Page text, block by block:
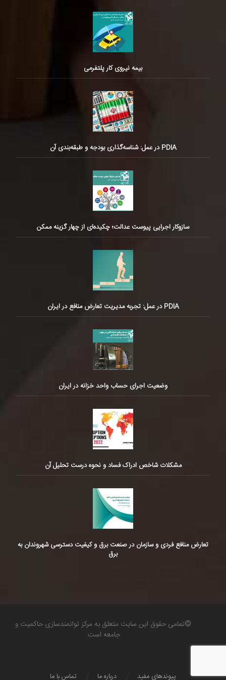
بیمه نیروی کار پلتفرمی
PDIA در عمل: شناسه‌گذاری بودجه و طبقه‌بندی آن
سازوکار اجرایی پیوست عدالت؛ چکیده‌ای از چهار گزینه ممکن
PDIA در عمل: تجربه مدیریت تعارض منافع در ایران
وضعیت اجرای حساب واحد خزانه در ایران
مشکلات شاخص ادراک فساد و نحوه درست تحلیل آن
تعارض منافع فردی و سازمان در صنعت برق و کیفیت دسترسی شهروندان به
برق
©تمامی حقوق این سایت متعلق به مرکز توانمندسازی حاکمیت و
جامعه است.
تماس با ما درباره ما پیوندهای مفید